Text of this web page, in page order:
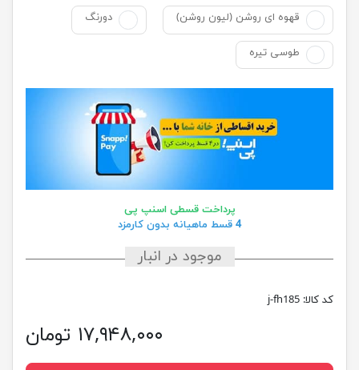
قهوه ای روشن (لیون روشن) دورنگ
طوسی تیره
پرداخت قسطی اسنپ پی
4 قسط ماهیانه بدون کارمزد
موجود در انبار
کد کالا: j-fh185
۱۷,۹۴۸,۰۰۰ تومان